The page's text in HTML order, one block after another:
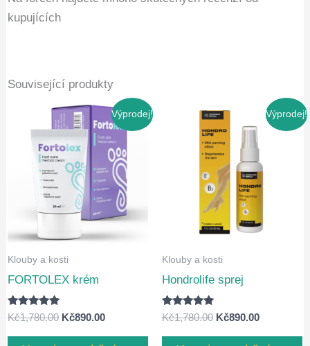
kupujících
Související produkty
Výprodej!
Klouby a kosti
FORTOLEX krém
Hodnocení
4.83
z 5
Kč1,780.00 Původní
Kč890.00Aktuální
je:
Výprodej!
Klouby a kosti
Hondrolife sprej
Hodnocení
4.80
z 5
Kč1,780.00 Původní
Kč890.00Aktuální
je: